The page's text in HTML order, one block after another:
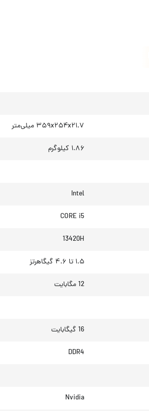
۳۵۹x۲۵۴x۲۱.۷ میلی‌متر
۱.۸۶ کیلوگرم
Intel
CORE i5
13420H
۱.۵ تا ۴.۶ گیگاهرتز
12 مگابایت
16 گیگابایت
DDR4
Nvidia